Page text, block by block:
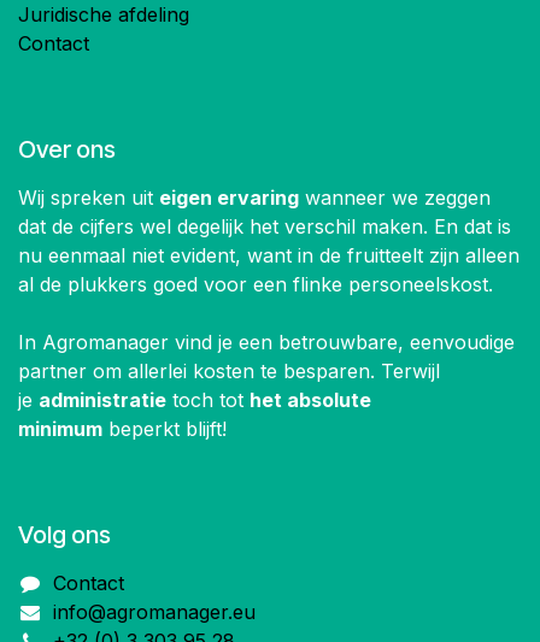
Juridische afdeling
Contact
Over ons
Wij spreken uit eigen ervaring wanneer we zeggen
dat de cijfers wel degelijk het verschil maken. En dat is
nu eenmaal niet evident, want in de fruitteelt zijn alleen
al de plukkers goed voor een flinke personeelskost.
In Agromanager vind je een betrouwbare, eenvoudige
partner om allerlei kosten te besparen. Terwijl
je administratie toch tot het absolute
minimum beperkt blijft!
Volg ons
Contact
info@agromanager.eu